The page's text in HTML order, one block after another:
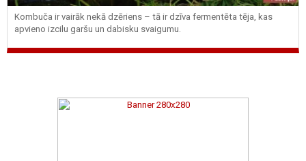
Kombuča ir vairāk nekā dzēriens – tā ir dzīva fermentēta tēja, kas
apvieno izcilu garšu un dabisku svaigumu.